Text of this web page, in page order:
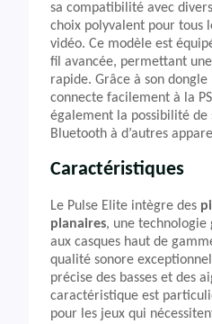
sa compatibilité avec
choix polyvalent pour tous
vidéo. Ce modèle est
fil avancée, permettant
rapide. Grâce à son dongle
connecte facilement à la
également la possibilité de
Bluetooth à d’autres
Caractéristiques
Le Pulse Elite intègre des
planaires, une
aux casques haut de
qualité sonore
précise des basses et des
caractéristique est
pour les jeux qui